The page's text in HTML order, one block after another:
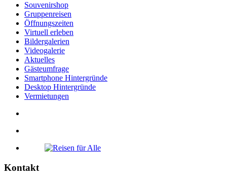
Souvenirshop
Gruppenreisen
Öffnungszeiten
Virtuell erleben
Bildergalerien
Videogalerie
Aktuelles
Gästeumfrage
Smartphone Hintergründe
Desktop Hintergründe
Vermietungen
Kontakt